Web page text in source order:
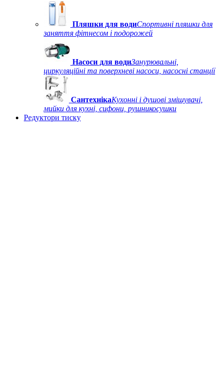
Пляшки для водиСпортивні пляшки для
заняття фітнесом і подорожей
Насоси для водиЗанурювальні,
циркуляційні та поверхневі насоси, насосні станції
СантехнікаКухонні і душові змішувачі,
мийки для кухні, сифони, рушникосушки
Редуктори тиску